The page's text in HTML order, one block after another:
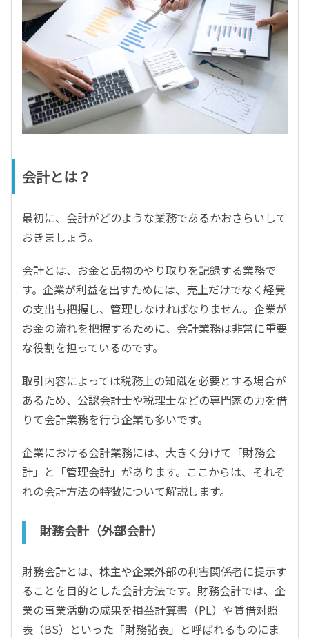
会計とは？
最初に、会計がどのような業務であるかおさらいして
おきましょう。
会計とは、お金と品物のやり取りを記録する業務で
す。企業が利益を出すためには、売上だけでなく経費
の支出も把握し、管理しなければなりません。企業が
お金の流れを把握するために、会計業務は非常に重要
な役割を担っているのです。
取引内容によっては税務上の知識を必要とする場合が
あるため、公認会計士や税理士などの専門家の力を借
りて会計業務を行う企業も多いです。
企業における会計業務には、大きく分けて「財務会
計」と「管理会計」があります。ここからは、それぞ
れの会計方法の特徴について解説します。
財務会計（外部会計）
財務会計とは、株主や企業外部の利害関係者に提示す
ることを目的とした会計方法です。財務会計では、企
業の事業活動の成果を損益計算書（PL）や賃借対照
表（BS）といった「財務諸表」と呼ばれるものにま